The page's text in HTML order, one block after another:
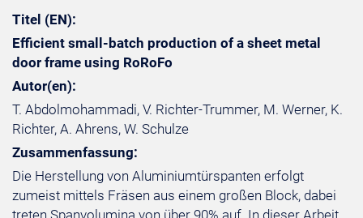
Titel (EN):
Efficient small-batch production of a sheet metal
door frame using RoRoFo
Autor(en):
T. Abdolmohammadi, V. Richter-Trummer, M. Werner, K.
Richter, A. Ahrens, W. Schulze
Zusammenfassung:
Die Herstellung von Aluminiumtürspanten erfolgt
zumeist mittels Fräsen aus einem großen Block, dabei
treten Spanvolumina von über 90% auf. In dieser Arbeit